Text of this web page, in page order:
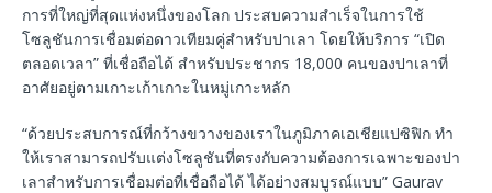
การที่ใหญ่ที่สุดแห่งหนึ่งของโลก ประสบความสําเร็จในการใช้
โซลูชันการเชื่อมต่อดาวเทียมคู่สําหรับปาเลา โดยให้บริการ “เปิด
ตลอดเวลา” ที่เชื่อถือได้ สําหรับประชากร 18,000 คนของปาเลาที่
อาศัยอยู่ตามเกาะเก้าเกาะในหมู่เกาะหลัก
“ด้วยประสบการณ์ที่กว้างขวางของเราในภูมิภาคเอเชียแปซิฟิก ทํา
ให้เราสามารถปรับแต่งโซลูชันที่ตรงกับความต้องการเฉพาะของปา
เลาสําหรับการเชื่อมต่อที่เชื่อถือได้ ได้อย่างสมบูรณ์แบบ” Gaurav